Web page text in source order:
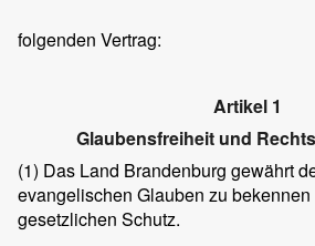
folgenden Vertrag:
Artikel 1
Glaubensfreiheit und
(1) Das Land Brandenburg gewährt
evangelischen Glauben zu
gesetzlichen Schutz.